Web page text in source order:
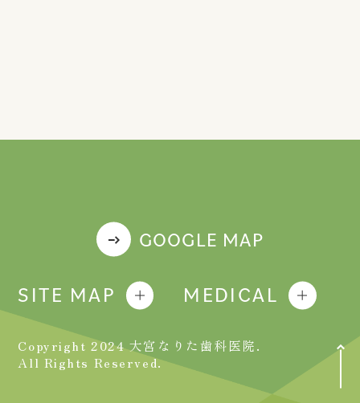
GOOGLE MAP
SITE MAP MEDICAL
Copyright 2024 大宮なりた歯科医院.
All Rights Reserved.